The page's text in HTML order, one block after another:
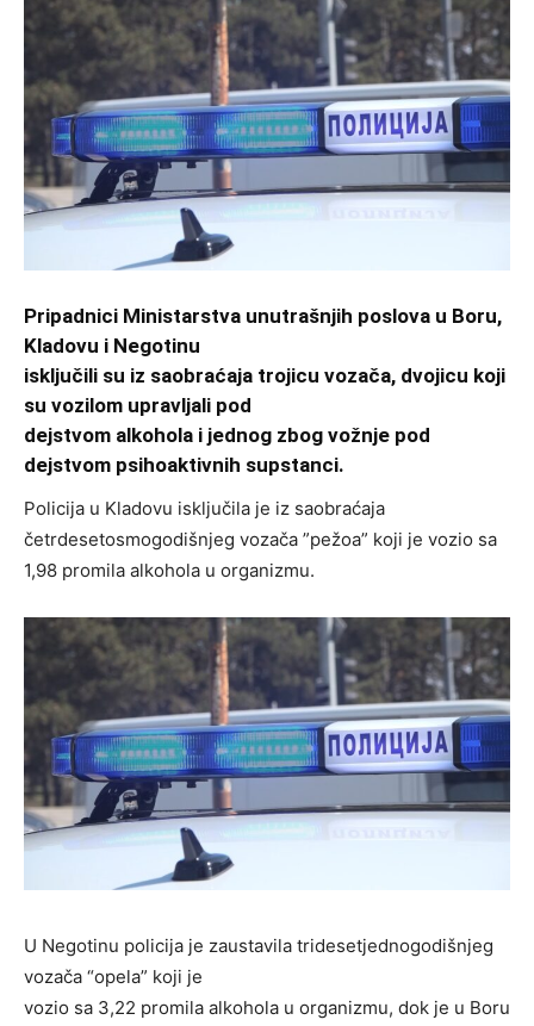
Pripadnici Ministarstva unutrašnjih poslova u Boru,
Kladovu i Negotinu
isključili su iz saobraćaja trojicu vozača, dvojicu koji
su vozilom upravljali pod
dejstvom alkohola i jednog zbog vožnje pod
dejstvom psihoaktivnih supstanci.
Policija u Kladovu isključila je iz saobraćaja
četrdesetosmogodišnjeg vozača ”pežoa” koji je vozio sa
1,98 promila alkohola u organizmu.
U Negotinu policija je zaustavila tridesetjednogodišnjeg
vozača “opela” koji je
vozio sa 3,22 promila alkohola u organizmu, dok je u Boru